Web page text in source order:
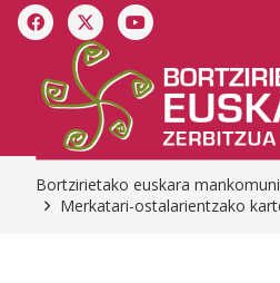
Bortzirietako euskara
Merkatari-ostalarientzako